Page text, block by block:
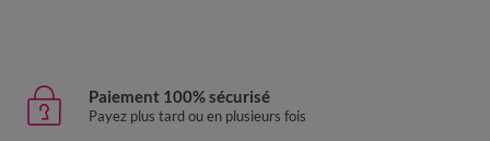
Paiement 100% sécurisé
Payez plus tard ou en plusieurs fois